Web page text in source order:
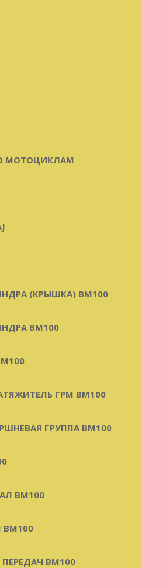
МОТОЦИКЛАМ
(КРЫШКА) BM100
BM100
ГРМ BM100
ГРУППА BM100
BM100
BM100